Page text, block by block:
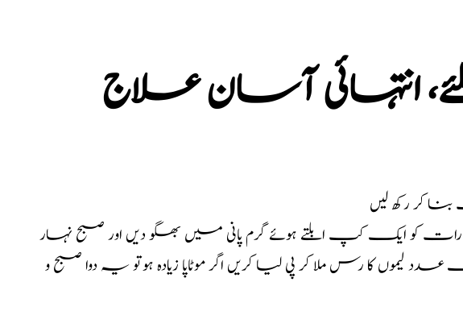
انتہائی آسان علاج
کر رکھ لیں
کو ایک کپ ابلتے ہوئے گرم پانی میں بھگو دیں اور صبح نہار
کا رس ملا کر پی لیا کریں اگر موٹاپا زیادہ ہوتو یہ دوا صبح و